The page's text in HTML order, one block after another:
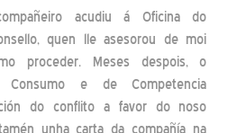
acudiu á Oficina do
quen lle asesorou de moi
proceder. Meses despois, o
e de Competencia
do conflito a favor do noso
unha carta da compañía na